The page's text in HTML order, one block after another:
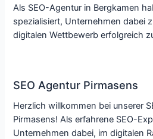
Als SEO-Agentur in Bergkamen
spezialisiert, Unternehmen dabei
digitalen Wettbewerb erfolgreich
SEO Agentur Pirmasens
Herzlich willkommen bei unserer
Pirmasens! Als erfahrene SEO-
Unternehmen dabei, im digitalen